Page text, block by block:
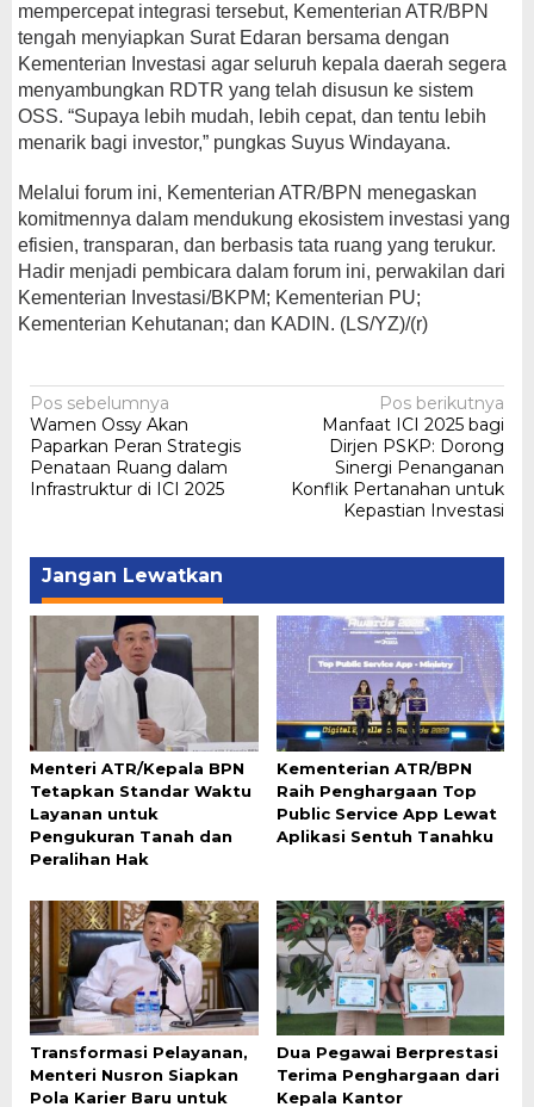
mempercepat integrasi tersebut, Kementerian ATR/BPN
tengah menyiapkan Surat Edaran bersama dengan
Kementerian Investasi agar seluruh kepala daerah segera
menyambungkan RDTR yang telah disusun ke sistem
OSS. “Supaya lebih mudah, lebih cepat, dan tentu lebih
menarik bagi investor,” pungkas Suyus Windayana.
Melalui forum ini, Kementerian ATR/BPN menegaskan
komitmennya dalam mendukung ekosistem investasi yang
efisien, transparan, dan berbasis tata ruang yang terukur.
Hadir menjadi pembicara dalam forum ini, perwakilan dari
Kementerian Investasi/BKPM; Kementerian PU;
Kementerian Kehutanan; dan KADIN. (LS/YZ)/(r)
Navigasi
pos
Pos sebelumnya
Wamen Ossy Akan
Paparkan Peran Strategis
Penataan Ruang dalam
Infrastruktur di ICI 2025
Pos berikutnya
Manfaat ICI 2025 bagi
Dirjen PSKP: Dorong
Sinergi Penanganan
Konflik Pertanahan untuk
Kepastian Investasi
Jangan Lewatkan
Menteri ATR/Kepala BPN
Tetapkan Standar Waktu
Layanan untuk
Pengukuran Tanah dan
Peralihan Hak
Kementerian ATR/BPN
Raih Penghargaan Top
Public Service App Lewat
Aplikasi Sentuh Tanahku
Transformasi Pelayanan,
Menteri Nusron Siapkan
Pola Karier Baru untuk
Dua Pegawai Berprestasi
Terima Penghargaan dari
Kepala Kantor